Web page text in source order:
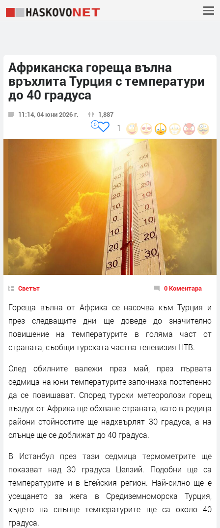
Африканска гореща вълна
връхлита Турция с температури
до 40 градуса
11:14, 04 юни 2026 г. 1,887
1
0
Светът 0 Коментара
Гореща вълна от Африка се насочва към Турция и
през следващите дни ще доведе до значително
повишение на температурите в голяма част от
страната, съобщи турската частна телевизия НТВ.
След обилните валежи през май, през първата
седмица на юни температурите започнаха постепенно
да се повишават. Според турски метеоролози горещ
въздух от Африка ще обхване страната, като в редица
райони стойностите ще надхвърлят 30 градуса, а на
слънце ще се доближат до 40 градуса.
В Истанбул през тази седмица термометрите ще
показват над 30 градуса Целзий. Подобни ще са
температурите и в Егейския регион. Най-силно ще е
усещането за жега в Средиземноморска Турция,
където на слънце температурите ще са около 40
градуса.